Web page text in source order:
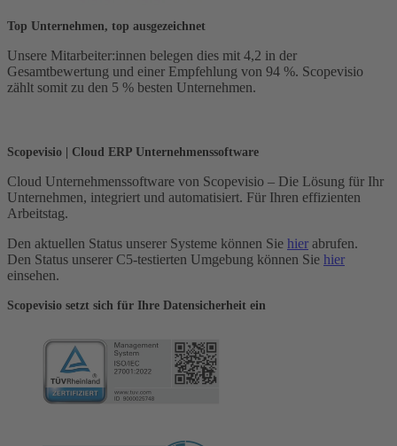
Top Unternehmen, top ausgezeichnet
Unsere Mitarbeiter:innen belegen dies mit 4,2 in der
Gesamtbewertung und einer Empfehlung von 94 %. Scopevisio
zählt somit zu den 5 % besten Unternehmen.
Scopevisio | Cloud ERP Unternehmenssoftware
Cloud Unternehmenssoftware von Scopevisio – Die Lösung für Ihr
Unternehmen, integriert und automatisiert. Für Ihren effizienten
Arbeitstag.
Den aktuellen Status unserer Systeme können Sie hier abrufen.
Den Status unserer C5-testierten Umgebung können Sie hier
einsehen.
Scopevisio setzt sich für Ihre Datensicherheit ein